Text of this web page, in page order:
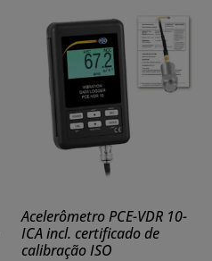
Acelerômetro PCE-VDR 10-
ICA incl. certificado de
calibração ISO